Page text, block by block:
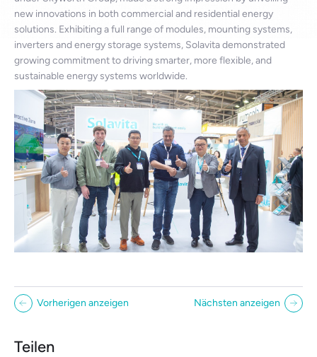
new innovations in both commercial and residential energy
solutions. Exhibiting a full range of modules, mounting systems,
inverters and energy storage systems, Solavita demonstrated
growing commitment to driving smarter, more flexible, and
sustainable energy systems worldwide.
Vorherigen anzeigen Nächsten anzeigen
Teilen